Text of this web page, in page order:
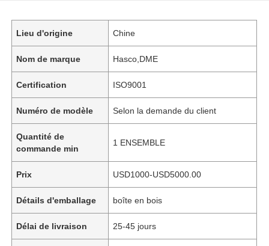
Lieu d'origine Chine
Nom de marque Hasco,DME
Certification ISO9001
Numéro de modèle Selon la demande du client
Quantité de
commande min
1 ENSEMBLE
Prix USD1000-USD5000.00
Détails d'emballage boîte en bois
Délai de livraison 25-45 jours